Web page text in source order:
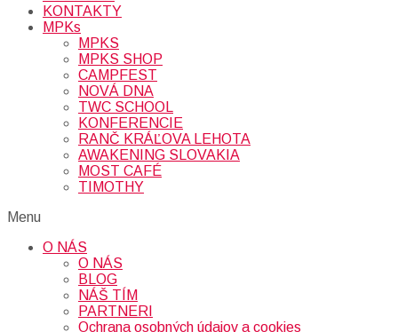
KONTAKTY
MPKs
MPKS
MPKS SHOP
CAMPFEST
NOVÁ DNA
TWC SCHOOL
KONFERENCIE
RANČ KRÁĽOVA LEHOTA
AWAKENING SLOVAKIA
MOST CAFÉ
TIMOTHY
Menu
O NÁS
O NÁS
BLOG
NÁŠ TÍM
PARTNERI
Ochrana osobných údajov a cookies